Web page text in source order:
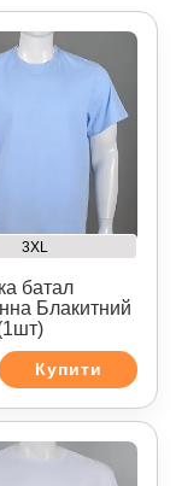
3XL
батал
Блакитний
Купити